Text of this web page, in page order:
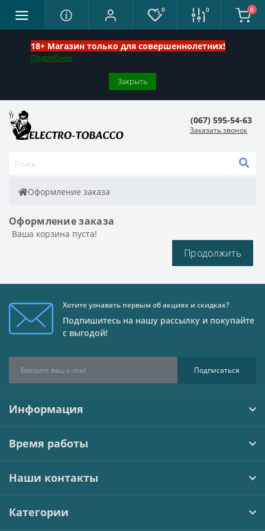
18+ Магазин только для совершеннолетних!
Подробнее
Закрыть
0 0 0
(067) 595-54-63
Заказать звонок
Оформление заказа
Оформление заказа
Ваша корзина пуста!
Продолжить
Хотите узнавать первым об акциях и скидках?
Подпишитесь на нашу рассылку и покупайте
с выгодой!
Подписаться
Информация
Время работы
Наши контакты
Категории